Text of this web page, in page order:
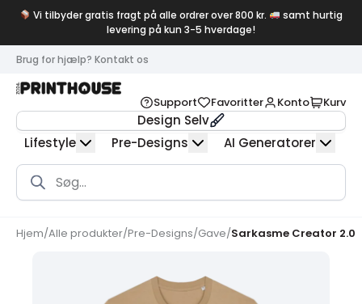
Vi tilbyder gratis fragt på alle ordrer over 800 kr.
samt hurtig
levering på kun 3-5 hverdage!
Brug for hjælp? Kontakt os
Support Favoritter Konto Kurv
Design Selv
Lifestyle
Pre-Designs AI Generatorer
Products
search
Hjem/Alle produkter/Pre-Designs/Gave/Sarkasme Creator 2.0